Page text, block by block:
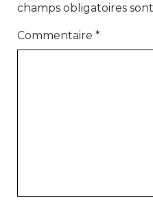
champs obligatoires
Commentaire *